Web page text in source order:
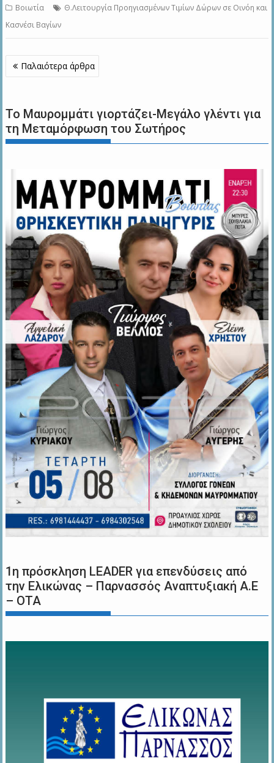
Βοιωτία
Θ.Λειτουργία Προηγιασμένων Τιμίων Δώρων σε Οινόη και
Kασνέσι Βαγίων
Πλοήγηση
άρθρων
Παλαιότερα άρθρα
Το Μαυρομμάτι γιορτάζει-Μεγάλο γλέντι για
τη Μεταμόρφωση του Σωτήρος
1η πρόσκληση LEADER για επενδύσεις από
την Ελικώνας – Παρνασσός Αναπτυξιακή Α.Ε
– ΟΤΑ